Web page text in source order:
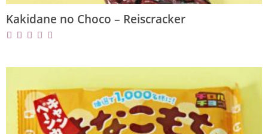
Kakidane no Choco – Reiscracker